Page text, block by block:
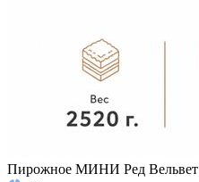
Пирожное МИНИ Ред Вельвет